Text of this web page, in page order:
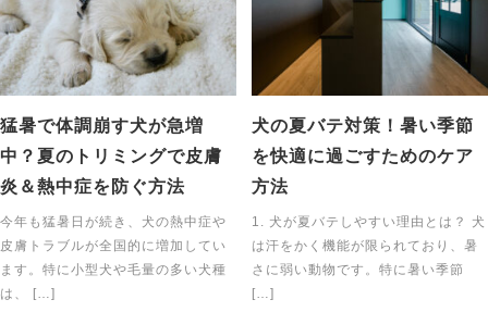
猛暑で体調崩す犬が急増
中？夏のトリミングで皮膚
炎＆熱中症を防ぐ方法
今年も猛暑日が続き、犬の熱中症や
皮膚トラブルが全国的に増加してい
ます。特に小型犬や毛量の多い犬種
は、 […]
犬の夏バテ対策！暑い季節
を快適に過ごすためのケア
方法
1. 犬が夏バテしやすい理由とは？ 犬
は汗をかく機能が限られており、暑
さに弱い動物です。特に暑い季節
[…]